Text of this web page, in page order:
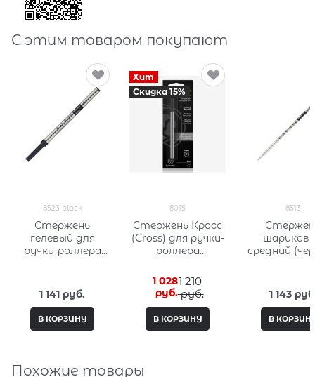
С этим товаром покупают
8523 black
Стержень
гелевый для
ручки-роллера
black
1 141 руб.
В КОРЗИНУ
Хит
Скидка 15%
8015
Стержень Кросс
(Cross) для ручки-
роллера
тонкий, черный
8015
1 210
руб.
1 028
руб.
В КОРЗИНУ
8513
средний
1 143
В
Похожие товары